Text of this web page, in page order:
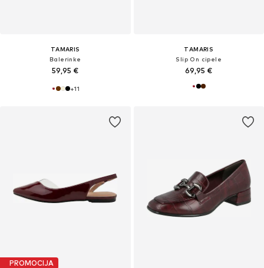
TAMARIS
Balerinke
59,95 €
+11
TAMARIS
Slip On cipele
69,95 €
PROMOCIJA